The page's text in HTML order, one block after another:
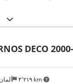
آلمان ۴٬۲۱۹ km
DECO